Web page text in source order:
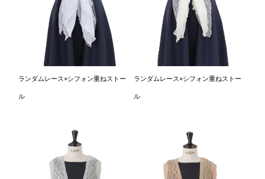
ランダムレース×シフォン重ねストー
ル
ランダムレース×シフォン重ねストー
ル